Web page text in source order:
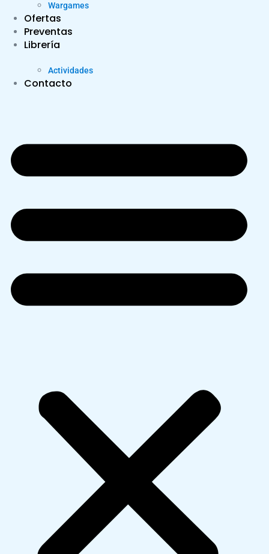
Wargames
Ofertas
Preventas
Librería
Actividades
Contacto